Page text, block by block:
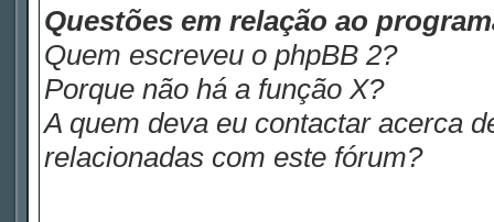
Questões em relação ao
Quem escreveu o phpBB 2?
Porque não há a função X?
A quem deva eu contactar acerca
relacionadas com este fórum?